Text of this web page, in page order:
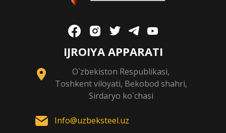
IJROIYA APPARATI
O`zbekiston Respublikasi,
Toshkent viloyati, Bekobod shahri,
Sirdaryo ko`chasi
Info@uzbeksteel.uz